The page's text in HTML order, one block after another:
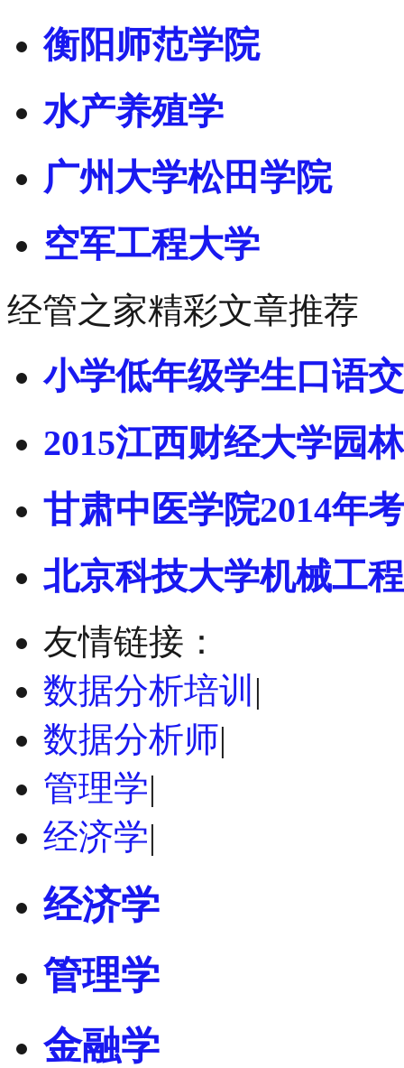
衡阳师范学院
水产养殖学
广州大学松田学院
空军工程大学
经管之家精彩文章推荐
小学低年级学生口语
2015江西财经大学园林
甘肃中医学院2014年考
北京科技大学机械工
友情链接：
数据分析培训 |
数据分析师|
管理学|
经济学|
经济学
管理学
金融学